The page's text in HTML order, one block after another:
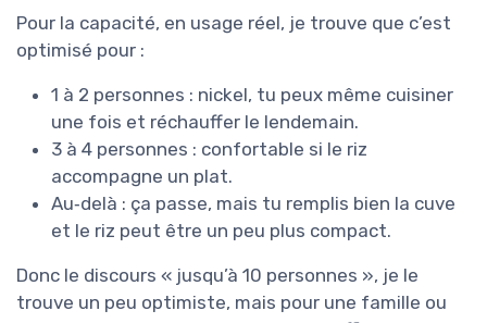
Pour la capacité, en usage réel, je trouve que c’est
optimisé pour :
1 à 2 personnes : nickel, tu peux même cuisiner
une fois et réchauffer le lendemain.
3 à 4 personnes : confortable si le riz
accompagne un plat.
Au‑delà : ça passe, mais tu remplis bien la cuve
et le riz peut être un peu plus compact.
Donc le discours « jusqu’à 10 personnes », je le
trouve un peu optimiste, mais pour une famille ou